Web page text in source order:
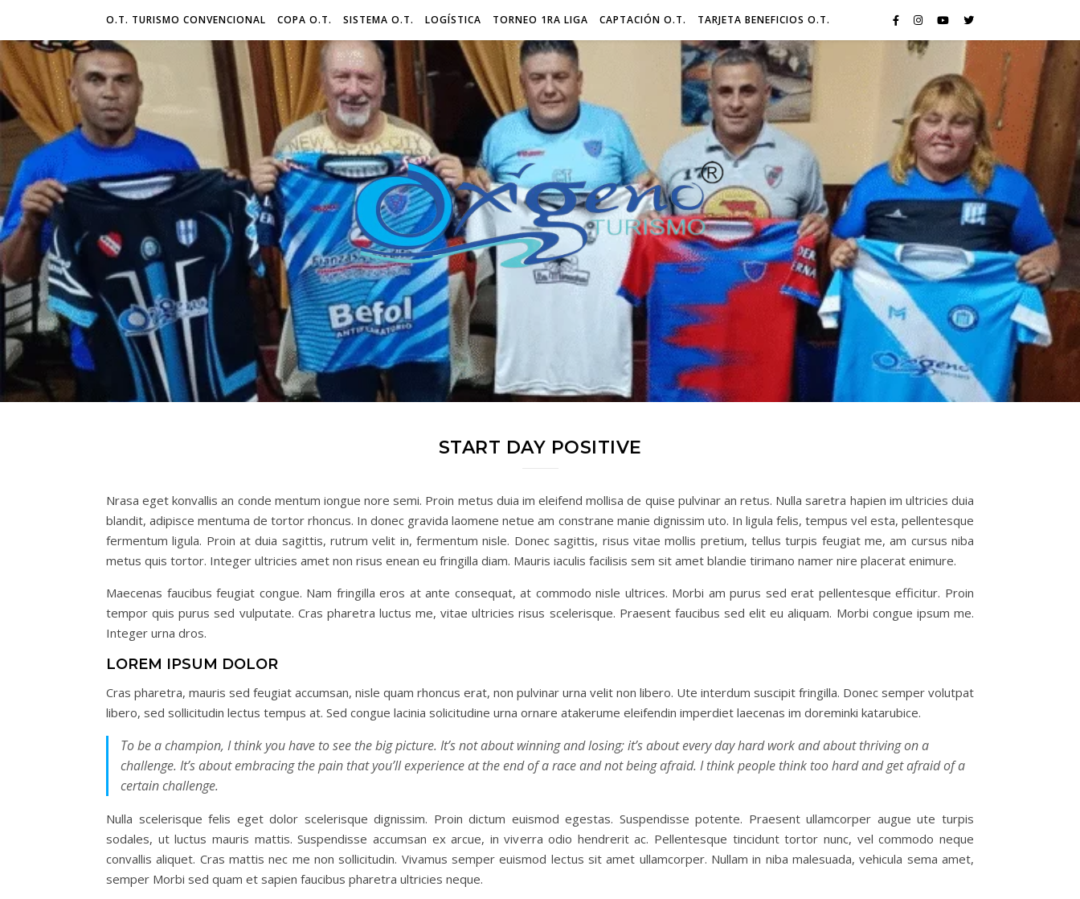
O.T. TURISMO CONVENCIONAL COPA O.T. SISTEMA O.T. LOGÍSTICA TORNEO 1RA LIGA CAPTACIÓN O.T. TARJETA BENEFICIOS O.T.
START DAY POSITIVE
Nrasa eget konvallis an conde mentum iongue nore semi. Proin metus duia im eleifend mollisa de quise pulvinar an retus. Nulla saretra hapien im ultricies duia
blandit, adipisce mentuma de tortor rhoncus. In donec gravida laomene netue am constrane manie dignissim uto. In ligula felis, tempus vel esta, pellentesque
fermentum ligula. Proin at duia sagittis, rutrum velit in, fermentum nisle. Donec sagittis, risus vitae mollis pretium, tellus turpis feugiat me, am cursus niba
metus quis tortor. Integer ultricies amet non risus enean eu fringilla diam. Mauris iaculis facilisis sem sit amet blandie tirimano namer nire placerat enimure.
Maecenas faucibus feugiat congue. Nam fringilla eros at ante consequat, at commodo nisle ultrices. Morbi am purus sed erat pellentesque efficitur. Proin
tempor quis purus sed vulputate. Cras pharetra luctus me, vitae ultricies risus scelerisque. Praesent faucibus sed elit eu aliquam. Morbi congue ipsum me.
Integer urna dros.
LOREM IPSUM DOLOR
Cras pharetra, mauris sed feugiat accumsan, nisle quam rhoncus erat, non pulvinar urna velit non libero. Ute interdum suscipit fringilla. Donec semper volutpat
libero, sed sollicitudin lectus tempus at. Sed congue lacinia solicitudine urna ornare atakerume eleifendin imperdiet laecenas im doreminki katarubice.
To be a champion, I think you have to see the big picture. It’s not about winning and losing; it’s about every day hard work and about thriving on a
challenge. It’s about embracing the pain that you’ll experience at the end of a race and not being afraid. I think people think too hard and get afraid of a
certain challenge.
Nulla scelerisque felis eget dolor scelerisque dignissim. Proin dictum euismod egestas. Suspendisse potente. Praesent ullamcorper augue ute turpis
sodales, ut luctus mauris mattis. Suspendisse accumsan ex arcue, in viverra odio hendrerit ac. Pellentesque tincidunt tortor nunc, vel commodo neque
convallis aliquet. Cras mattis nec me non sollicitudin. Vivamus semper euismod lectus sit amet ullamcorper. Nullam in niba malesuada, vehicula sema amet,
semper Morbi sed quam et sapien faucibus pharetra ultricies neque.